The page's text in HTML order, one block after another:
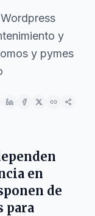
y
y pymes
en
de
para